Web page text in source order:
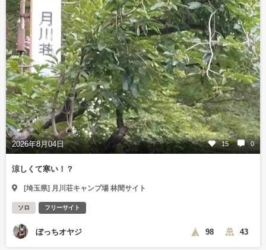
2026年8月04日 15 0
涼しくて寒い！？
[埼玉県] 月川荘キャンプ場 林間サイト
ソロ フリーサイト
ぼっちオヤジ 98 43